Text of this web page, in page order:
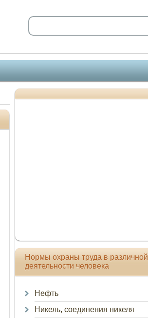
Нормы охраны труда в различной
деятельности человека
Нефть
Никель, соединения никеля